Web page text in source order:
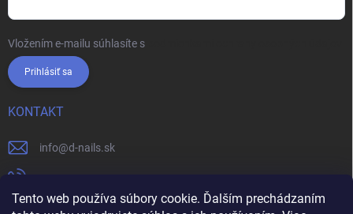
Tento web používa súbory cookie. Ďalším prechádzaním
Vložením e-mailu súhlasíte s
Prihlásiť sa
KONTAKT
info@d-nails.sk
https://www.facebook.com/dnails.sk/